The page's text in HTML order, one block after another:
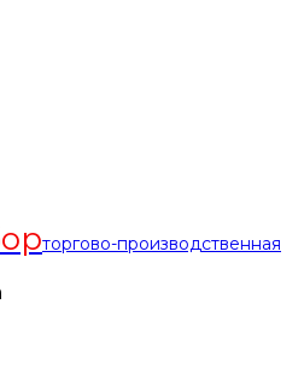
торгово-производственная